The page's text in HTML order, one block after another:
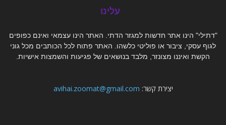
עלינו
"דתילי" הינו אתר חדשות למגזר הדתי. האתר הינו עצמאי ואינם כפופים
לגוף עסקי, ציבור או פוליטי כלשהו. האתר פתוח לכל הכותבים מכל גוני
הקשת ואיננו מצונזר, מלבד בנושאים של פגיעות והשמצות אישיות.
יצירת קשר: avihai.zoomat@gmail.com